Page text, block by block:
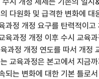
다원화 및 급격한 변화에
과정 개정 요구를 탄력적이
육과정 개정 이후 수시 교육
과정 개정 연도를 따서 개정
교육과정은 본고에서 지금
되는 변화에 대한 기본 틀로